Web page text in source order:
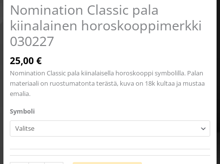
Nomination Classic pala
kiinalainen horoskooppimerkki
030227
25,00€
Nomination Classic pala kiinalaisella horoskooppi symbolilla. Palan
materiaali on ruostumatonta terästä, kuva on 18k kultaa ja mustaa
emalia.
Symboli